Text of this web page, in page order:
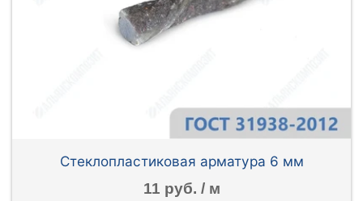
Стеклопластиковая арматура 6 мм
11 руб. / м